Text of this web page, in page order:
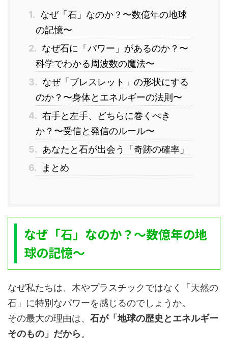
1. なぜ「石」なのか？〜数億年の地球
の記憶〜
2. なぜ石に「パワー」があるのか？〜
科学でわかる周波数の魔法〜
3. なぜ「ブレスレット」の形状にする
のか？〜身体とエネルギーの法則〜
4. 右手と左手、どちらに巻くべき
か？〜受信と発信のルール〜
5. あなたと石が出会う「奇跡の確率」
6.
まとめ
なぜ「石」なのか？〜数億年の地
球の記憶〜
なぜ私たちは、木やプラスチックではなく「天然の
石」に特別なパワーを感じるのでしょうか。
その最大の理由は、 石が「地球の歴史とエネルギー
そのもの」だから。